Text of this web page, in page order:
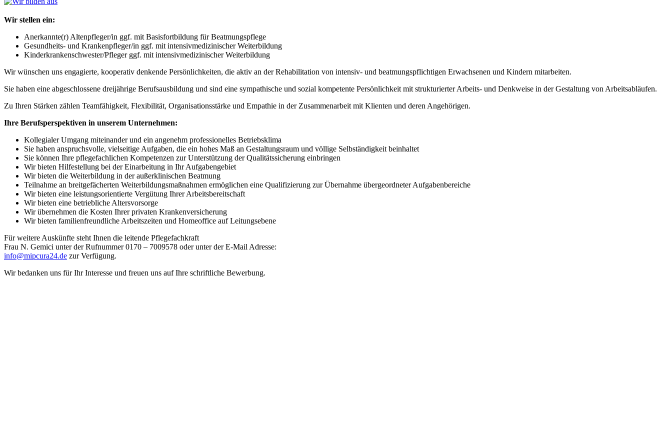
Wir stellen ein:
Anerkannte(r) Altenpfleger/in ggf. mit Basisfortbildung für Beatmungspflege
Gesundheits- und Krankenpfleger/in ggf. mit intensivmedizinischer Weiterbildung
Kinderkrankenschwester/Pfleger ggf. mit intensivmedizinischer Weiterbildung
Wir wünschen uns engagierte, kooperativ denkende Persönlichkeiten, die aktiv an der Rehabilitation von intensiv- und beatmungspflichtigen Erwachsenen und Kindern mitarbeiten.
Sie haben eine abgeschlossene dreijährige Berufsausbildung und sind eine sympathische und sozial kompetente Persönlichkeit mit strukturierter Arbeits- und Denkweise in der Gestaltung von Arbeitsabläufen.
Zu Ihren Stärken zählen Teamfähigkeit, Flexibilität, Organisationsstärke und Empathie in der Zusammenarbeit mit Klienten und deren Angehörigen.
Ihre Berufsperspektiven in unserem Unternehmen:
Kollegialer Umgang miteinander und ein angenehm professionelles Betriebsklima
Sie haben anspruchsvolle, vielseitige Aufgaben, die ein hohes Maß an Gestaltungsraum und völlige Selbständigkeit beinhaltet
Sie können Ihre pflegefachlichen Kompetenzen zur Unterstützung der Qualitätssicherung einbringen
Wir bieten Hilfestellung bei der Einarbeitung in Ihr Aufgabengebiet
Wir bieten die Weiterbildung in der außerklinischen Beatmung
Teilnahme an breitgefächerten Weiterbildungsmaßnahmen ermöglichen eine Qualifizierung zur Übernahme übergeordneter Aufgabenbereiche
Wir bieten eine leistungsorientierte Vergütung Ihrer Arbeitsbereitschaft
Wir bieten eine betriebliche Altersvorsorge
Wir übernehmen die Kosten Ihrer privaten Krankenversicherung
Wir bieten familienfreundliche Arbeitszeiten und Homeoffice auf Leitungsebene
Für weitere Auskünfte steht Ihnen die leitende Pflegefachkraft
Frau N. Gemici unter der Rufnummer 0170 – 7009578 oder unter der E-Mail Adresse:
info@mipcura24.de zur Verfügung.
Wir bedanken uns für Ihr Interesse und freuen uns auf Ihre schriftliche Bewerbung.